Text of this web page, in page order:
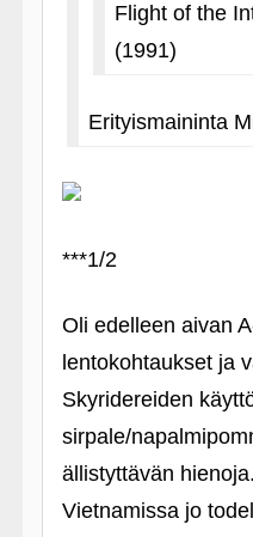
Flight of the
(1991)
Erityismaininta
***1/2
Oli edelleen aivan
lentokohtaukset ja
Skyridereiden
sirpale/
ällistyttävän
Vietnamissa jo